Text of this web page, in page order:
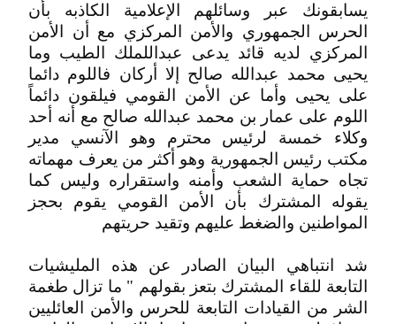
يسابقونك عبر وسائلهم الإعلامية الكاذبه بأن
الحرس الجمهوري والأمن المركزي مع أن الأمن
المركزي لديه قائد يدعى عبداللملك الطيب وما
يحيى محمد عبدالله صالح إلا أركان فاللوم دائما
على يحيى وأما عن الأمن القومي فيلقون دائماً
اللوم على عمار بن محمد عبدالله صالح مع أنه أحد
وكلاء خمسة لرئيس محترم وهو الآنسي مدير
مكتب رئيس الجمهورية وهو أكثر من يعرف مهماته
تجاه حماية الشعب وأمنه واستقراره وليس كما
يقوله المشترك بأن الأمن القومي يقوم بحجز
المواطنين والضغط عليهم وتقيد حريتهم
شد انتباهي البيان الصادر عن هذه المليشيات
التابعة للقاء المشترك بتعز بقولهم " ما تزال طغمة
الشر من القيادات التابعة للحرس والأمن العائليين